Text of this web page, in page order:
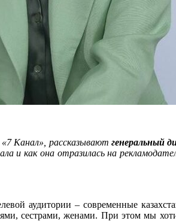
Канал», рассказывают генеральный
и как она отразилась на
аудитории – современные
сестрами, женами. При этом мы